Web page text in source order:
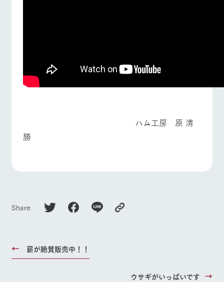
ハム工房 原 清
勝
Share
薪が絶賛販売中！！
ウサギがいっぱいです